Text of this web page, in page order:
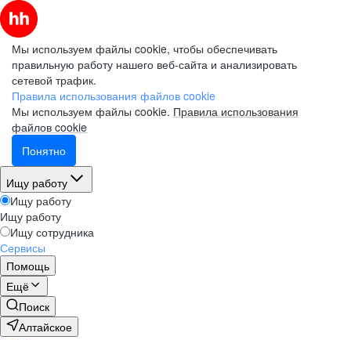
Мы используем файлы cookie, чтобы обеспечивать
правильную работу нашего веб-сайта и анализировать
сетевой трафик.
Правила использования файлов cookie
Мы используем файлы cookie. Правила использования
файлов cookie
Понятно
Ищу работу
Ищу работу
Ищу работу
Ищу сотрудника
Сервисы
Помощь
Ещё
Поиск
Алтайское